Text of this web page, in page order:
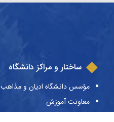
ساختار و مراکز دانشگاه
مؤسس دانشگاه ادیان و مذاهب
معاونت آموزش